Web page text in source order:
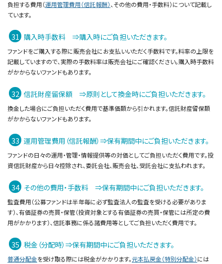
負担する費用（運用管理費用（信託報酬）、その他の費用・手数料）について記載し
ています。
購入時手数料 ⇒購入時にご負担いただきます。
ファンドをご購入する際に販売会社にお支払いいただく手数料です。料率の上限を
記載していますので、実際の手数料率は販売会社にご確認ください。購入時手数料
がかからないファンドもあります。
信託財産留保額 ⇒原則として換金時にご負担いただきます。
換金した場合にご負担いただく費用で基準価額から引かれます。信託財産留保額
がかからないファンドもあります。
運用管理費用（信託報酬）⇒保有期間中にご負担いただきます。
ファンドの日々の運用・管理・情報提供等の対価としてご負担いただく費用です。投
資信託財産から日々控除され、委託会社、販売会社、受託会社に支払われます。
その他の費用・手数料 ⇒保有期間中にご負担いただきます。
監査費用（公募ファンドは半年毎に必ず監査法人の監査を受ける必要がありま
す）、有価証券の売買・保管（投資対象とする有価証券の売買・保管には所定の費
用がかかります）、信託事務に係る諸費用等としてご負担いただく費用です。
税金（分配時）⇒保有期間中にご負担いただきます。
普通分配金を受け取る際には税金がかかります。元本払戻金（特別分配金）には